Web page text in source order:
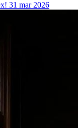
31 mar 2026